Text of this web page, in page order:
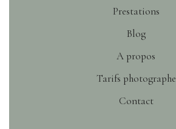
Prestations
Blog
A propos
Tarifs photographe
Contact